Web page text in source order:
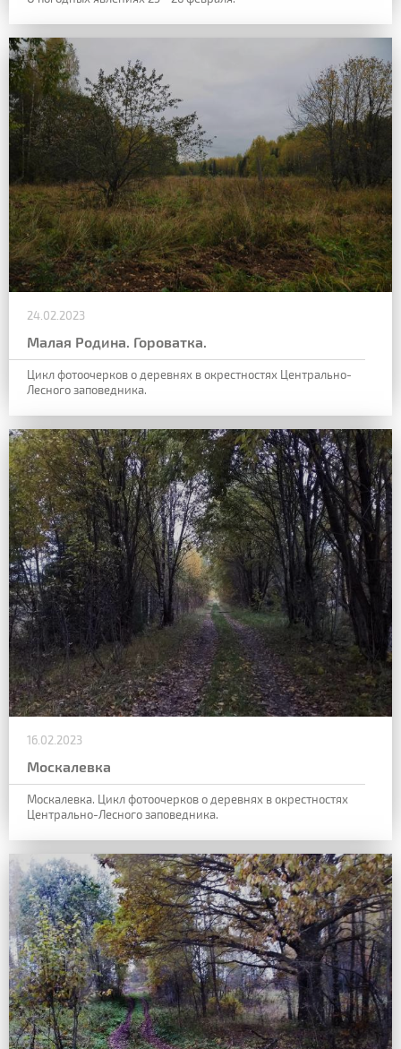
24.02.2023
Малая Родина. Гороватка.
Цикл фотоочерков о деревнях в окрестностях Центрально-
Лесного заповедника.
16.02.2023
Москалевка
Москалевка. Цикл фотоочерков о деревнях в окрестностях
Центрально-Лесного заповедника.